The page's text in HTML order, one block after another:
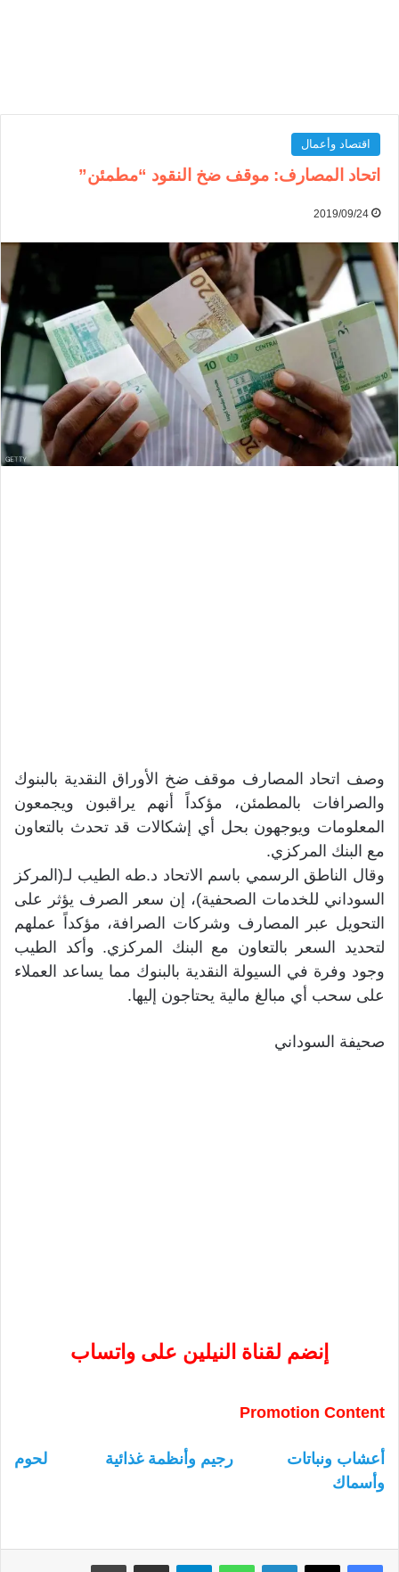
اقتصاد وأعمال
اتحاد المصارف: موقف ضخ النقود “مطمئن”
2019/09/24
وصف اتحاد المصارف موقف ضخ الأوراق النقدية بالبنوك
والصرافات بالمطمئن، مؤكداً أنهم يراقبون ويجمعون
المعلومات ويوجهون بحل أي إشكالات قد تحدث بالتعاون
مع البنك المركزي.
وقال الناطق الرسمي باسم الاتحاد د.طه الطيب لـ(المركز
السوداني للخدمات الصحفية)، إن سعر الصرف يؤثر على
التحويل عبر المصارف وشركات الصرافة، مؤكداً عملهم
لتحديد السعر بالتعاون مع البنك المركزي. وأكد الطيب
وجود وفرة في السيولة النقدية بالبنوك مما يساعد العملاء
على سحب أي مبالغ مالية يحتاجون إليها.
صحيفة السوداني
إنضم لقناة النيلين على واتساب
Promotion Content
أعشاب ونباتات رجيم وأنظمة غذائية
لحوم
وأسماك
لينكدإن واتساب